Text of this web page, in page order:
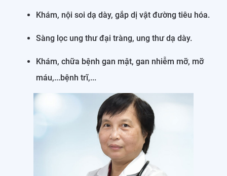
Khám, nội soi dạ dày, gắp dị vật đường tiêu hóa.
Sàng lọc ung thư đại tràng, ung thư dạ dày.
Khám, chữa bệnh gan mật, gan nhiễm mỡ, mỡ
máu,...bệnh trĩ,...